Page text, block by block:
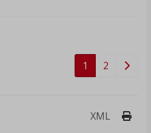
1 2
XML